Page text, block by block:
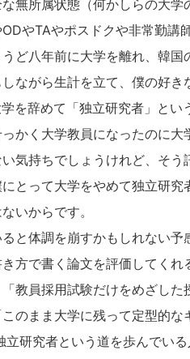
無所属状態（何かしらの大
やTAやポスドクや非常勤講
ど八年前に大学を離れ、韓国
ながら生計を立て、僕の好き
を辞めて「独立研究者」とい
かく大学教員になったのに
気持ちでしょうけれど、そ
とって大学をやめて独立研
いからです。
ると体調を崩すかもしれない
方で書く論文を評価してく
教員採用試験だけをめざし
のまま大学に残って定型的
立研究者という道を歩んでい